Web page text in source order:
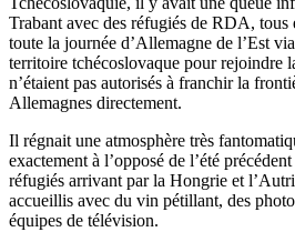
Trabant avec des réfugiés de RDA, tous
toute la journée d’Allemagne de l’Est
territoire tchécoslovaque pour rejoindre
n’étaient pas autorisés à franchir la
Allemagnes directement.
Il régnait une atmosphère très
exactement à l’opposé de l’été
réfugiés arrivant par la Hongrie et
accueillis avec du vin pétillant, des
équipes de télévision.